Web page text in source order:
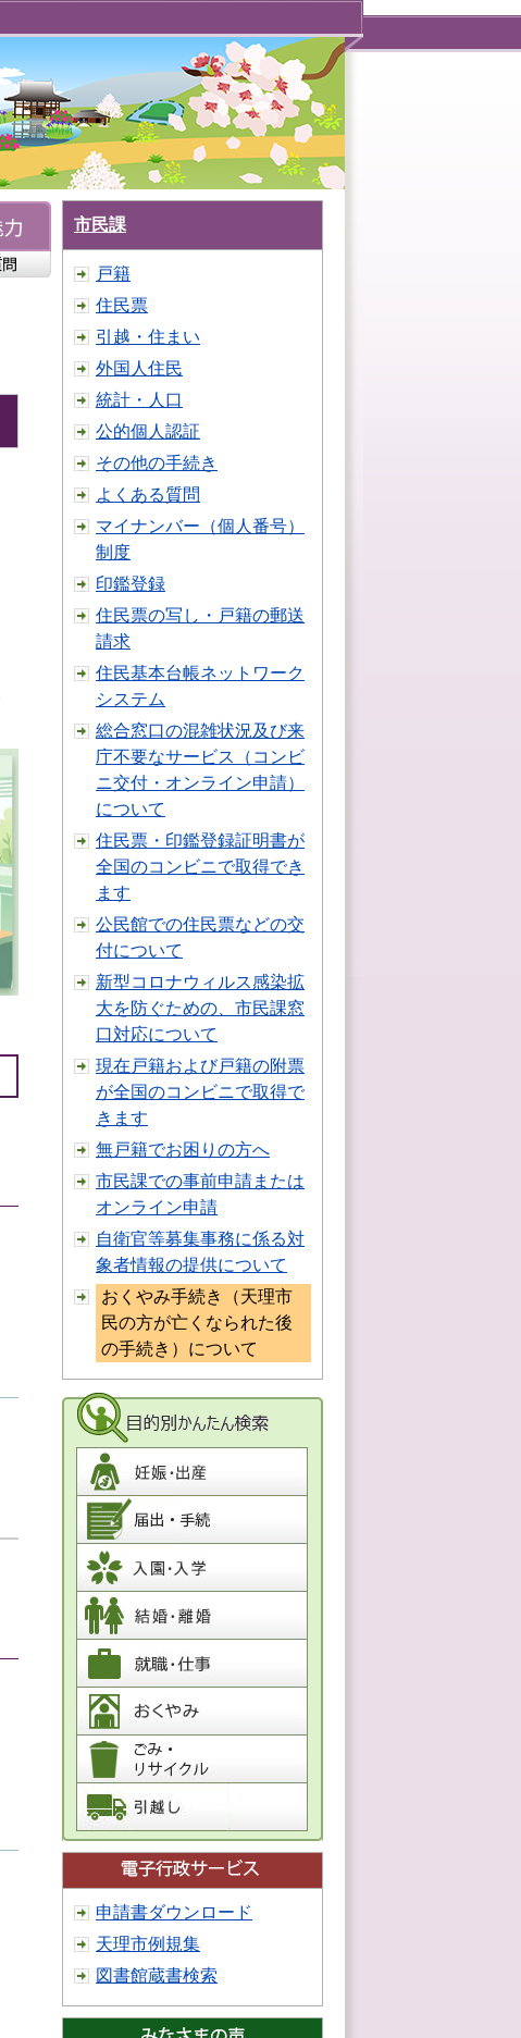
市民課
戸籍
住民票
引越・住まい
外国人住民
統計・人口
公的個人認証
その他の手続き
よくある質問
マイナンバー（個人番号）
制度
印鑑登録
住民票の写し・戸籍の郵送
請求
住民基本台帳ネットワーク
システム
総合窓口の混雑状況及び来
庁不要なサービス（コンビ
ニ交付・オンライン申請）
について
住民票・印鑑登録証明書が
全国のコンビニで取得でき
ます
公民館での住民票などの交
付について
新型コロナウィルス感染拡
大を防ぐための、市民課窓
口対応について
現在戸籍および戸籍の附票
が全国のコンビニで取得で
きます
無戸籍でお困りの方へ
市民課での事前申請または
オンライン申請
自衛官等募集事務に係る対
象者情報の提供について
おくやみ手続き（天理市
民の方が亡くなられた後
の手続き）について
申請書ダウンロード
天理市例規集
図書館蔵書検索